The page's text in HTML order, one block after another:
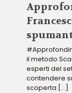
il metodo
esperti del
contendere
scoperta […]